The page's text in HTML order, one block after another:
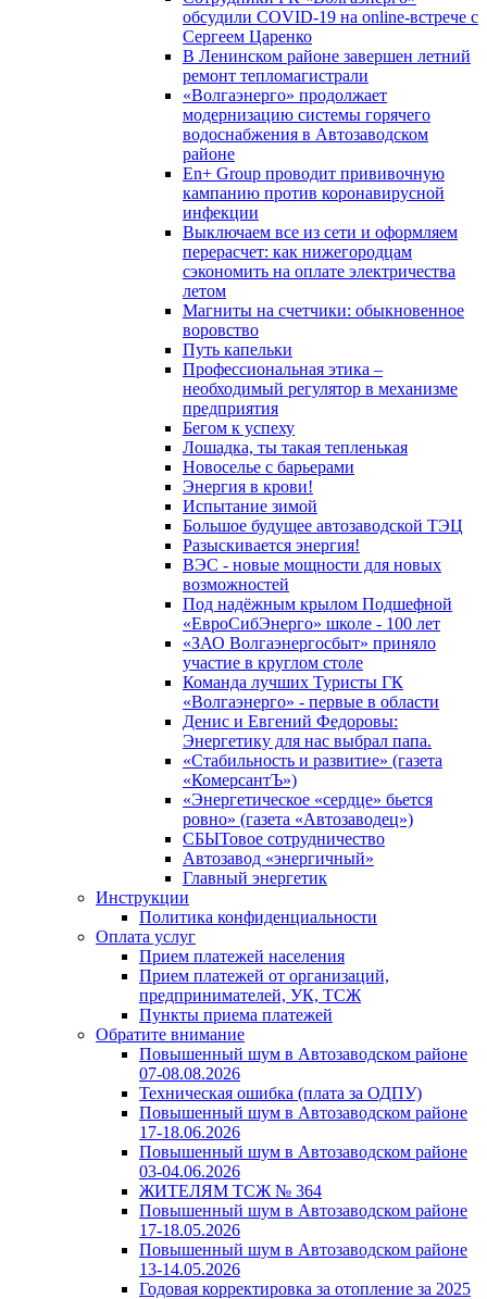
обсудили COVID-19 на online-встрече с
Сергеем Царенко
В Ленинском районе завершен летний
ремонт тепломагистрали
«Волгаэнерго» продолжает
модернизацию системы горячего
водоснабжения в Автозаводском
районе
En+ Group проводит прививочную
кампанию против коронавирусной
инфекции
Выключаем все из сети и оформляем
перерасчет: как нижегородцам
сэкономить на оплате электричества
летом
Магниты на счетчики: обыкновенное
воровство
Путь капельки
Профессиональная этика –
необходимый регулятор в механизме
предприятия
Бегом к успеху
Лошадка, ты такая тепленькая
Новоселье с барьерами
Энергия в крови!
Испытание зимой
Большое будущее автозаводской ТЭЦ
Разыскивается энергия!
ВЭС - новые мощности для новых
возможностей
Под надёжным крылом Подшефной
«ЕвроСибЭнерго» школе - 100 лет
«ЗАО Волгаэнергосбыт» приняло
участие в круглом столе
Команда лучших Туристы ГК
«Волгаэнерго» - первые в области
Денис и Евгений Федоровы:
Энергетику для нас выбрал папа.
«Стабильность и развитие» (газета
«КомерсантЪ»)
«Энергетическое «сердце» бьется
ровно» (газета «Автозаводец»)
СБЫТовое сотрудничество
Автозавод «энергичный»
Главный энергетик
Инструкции
Политика конфиденциальности
Оплата услуг
Прием платежей населения
Прием платежей от организаций,
предпринимателей, УК, ТСЖ
Пункты приема платежей
Обратите внимание
Повышенный шум в Автозаводском районе
07-08.08.2026
Техническая ошибка (плата за ОДПУ)
Повышенный шум в Автозаводском районе
17-18.06.2026
Повышенный шум в Автозаводском районе
03-04.06.2026
ЖИТЕЛЯМ ТСЖ № 364
Повышенный шум в Автозаводском районе
17-18.05.2026
Повышенный шум в Автозаводском районе
13-14.05.2026
Годовая корректировка за отопление за 2025